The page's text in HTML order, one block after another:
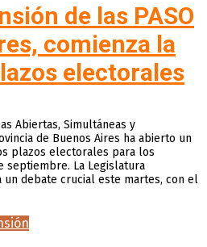
de las PASO
comienza la
electorales
Abiertas, Simultáneas y
de Buenos Aires ha abierto un
plazos electorales para los
septiembre. La Legislatura
un debate crucial este martes, con el